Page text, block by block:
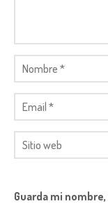
Guarda mi